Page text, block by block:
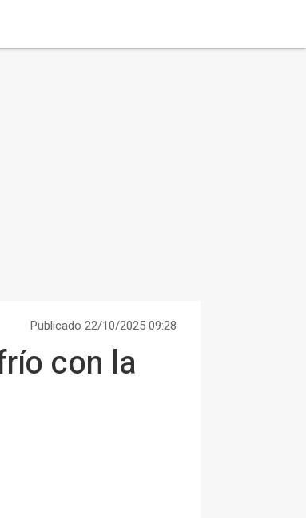
Publicado 22/10/2025 09:28
con la